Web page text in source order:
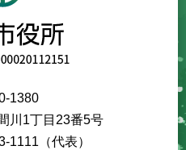
1380
川1丁目23番5号
1111（代表）